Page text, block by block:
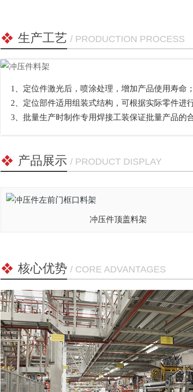
生产工艺 / PRODUCTION PROCESS
1、定位件激光后，喷涂处理，增加产品使用寿命；
2、定位部件适用组装式结构，可根据实际零件
3、批量生产时制作专用焊接工装保证批量产品的
产品展示 / PRODUCT DISPLAY
冲压件顶盖料架
核心优势 / CORE ADVANTAGES